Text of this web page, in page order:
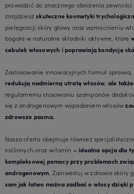
prowadzić do znacznego obniżenia
znajdzieszskuteczne kosmetyki
pielęgnacji skóry głowy oraz wzmocnieniu
bogate w naturalne składniki aktywne, które
cebulek włosowych i poprawiają kondycję
Zastosowanie innowacyjnych formuł
redukują nadmierną utratę włosów, ale
regularnemu stosowaniu szamponów
się z androgenowym wypadaniem włosów
zdrowsze pasma.
Nasza oferta obejmuje również
roślinnych oraz witamin – idealna opcja dla
kompleksowej pomocy przy problemach
androgenowym . Zainwestuj w zdrowie skóry
sam jak łatwo można zadbać o włosy dzięki